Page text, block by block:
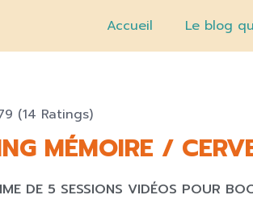
Accueil Le blog
(14 Ratings)
MÉMOIRE /
DE 5 SESSIONS VIDÉOS POUR